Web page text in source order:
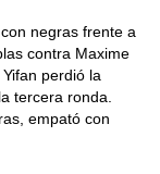
negras frente a
contra Maxime
perdió la
tercera ronda.
empató con